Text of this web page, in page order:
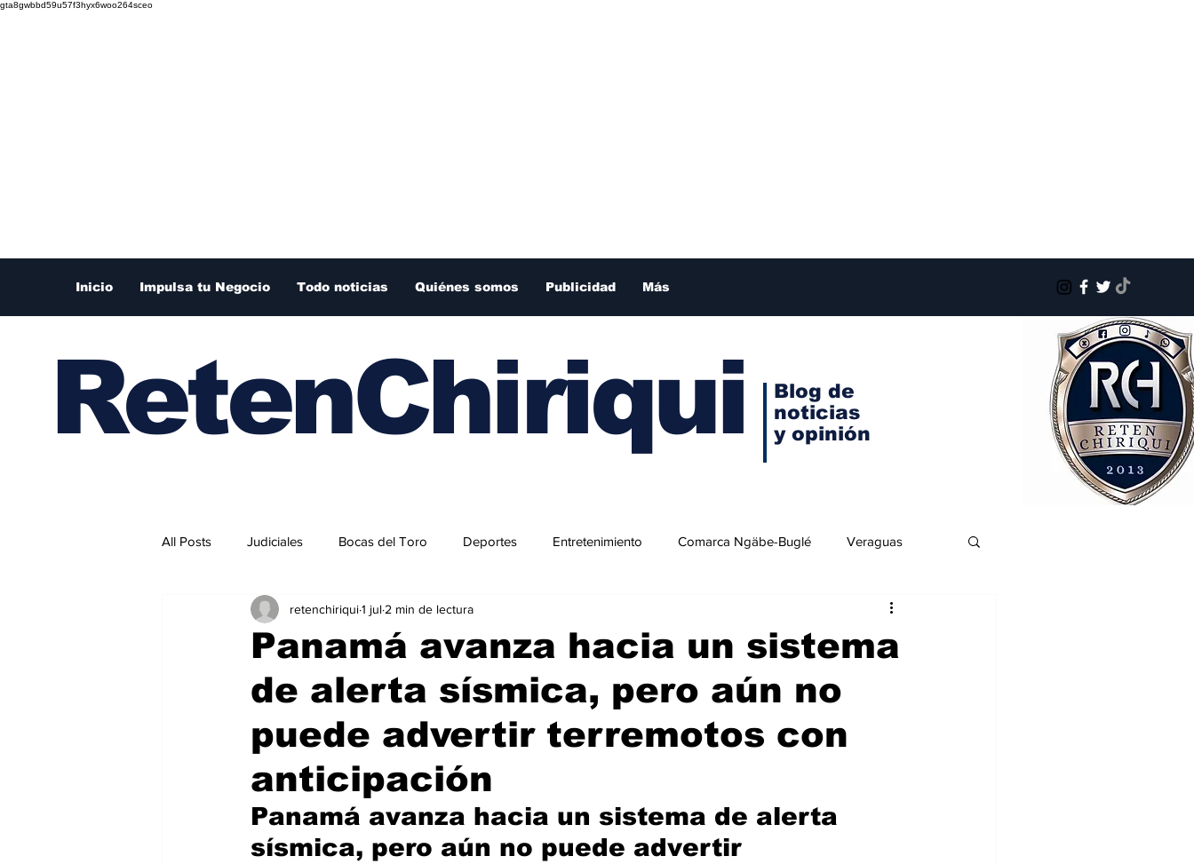
gta8gwbbd59u57f3hyx6woo264sceo
Inicio Impulsa tu Negocio Todo noticias Quiénes somos Publicidad Más
RetenChiriqui
Blog de
noticias
y opinión
All Posts Judiciales Bocas del Toro Deportes Entretenimiento Comarca Ngäbe-Buglé Veraguas
Internacionales
Panamá avanza hacia un sistema
de alerta sísmica, pero aún no
puede advertir terremotos con
anticipación
retenchiriqui1 jul 2 min de lectura
Panamá avanza hacia un sistema de alerta
sísmica, pero aún no puede advertir